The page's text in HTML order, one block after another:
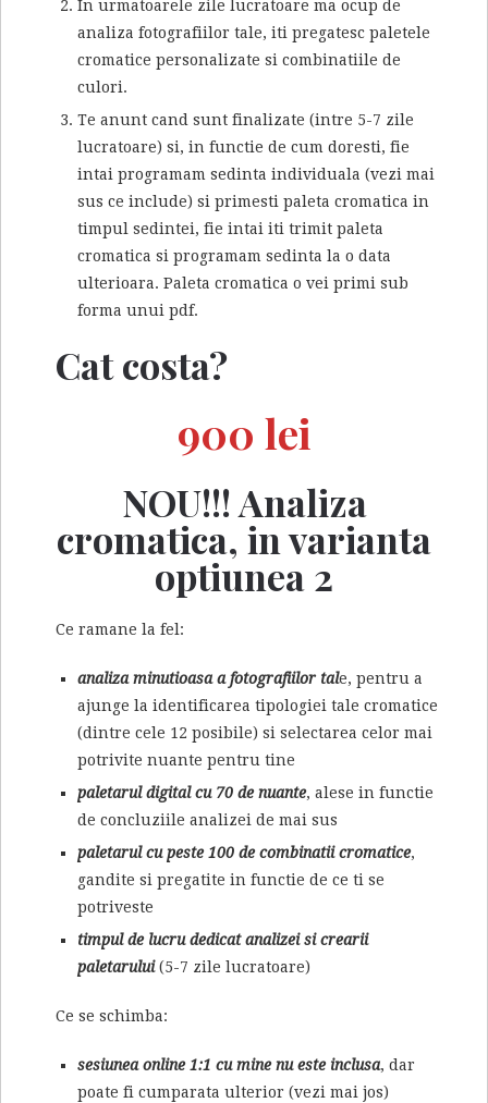
In urmatoarele zile lucratoare ma ocup de
analiza fotografiilor tale, iti pregatesc paletele
cromatice personalizate si combinatiile de
culori.
Te anunt cand sunt finalizate (intre 5-7 zile
lucratoare) si, in functie de cum doresti, fie
intai programam sedinta individuala (vezi mai
sus ce include) si primesti paleta cromatica in
timpul sedintei, fie intai iti trimit paleta
cromatica si programam sedinta la o data
ulterioara. Paleta cromatica o vei primi sub
forma unui pdf.
Cat costa?
900 lei
NOU!!! Analiza
cromatica, in varianta
optiunea 2
Ce ramane la fel:
analiza minutioasa a fotografiilor tale, pentru a
ajunge la identificarea tipologiei tale cromatice
(dintre cele 12 posibile) si selectarea celor mai
potrivite nuante pentru tine
paletarul digital cu 70 de nuante, alese in functie
de concluziile analizei de mai sus
paletarul cu peste 100 de combinatii cromatice,
gandite si pregatite in functie de ce ti se
potriveste
timpul de lucru dedicat analizei si crearii
paletarului(5-7 zile lucratoare)
Ce se schimba:
sesiunea online 1:1 cu mine nu este inclusa, dar
poate fi cumparata ulterior (vezi mai jos)